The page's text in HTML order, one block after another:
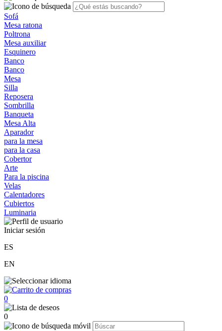
Sofá
Mesa ratona
Poltrona
Mesa auxiliar
Esquinero
Banco
Banco
Mesa
Silla
Reposera
Sombrilla
Banqueta
Mesa Alta
Aparador
para la mesa
para la casa
Cobertor
Arte
Para la piscina
Velas
Calentadores
Cubiertos
Luminaria
Iniciar sesión
ES
EN
0
0